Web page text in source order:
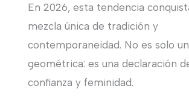
En 2026, esta tendencia
mezcla única de tradición y
contemporaneidad. No es solo
geométrica: es una declaración
confianza y feminidad.